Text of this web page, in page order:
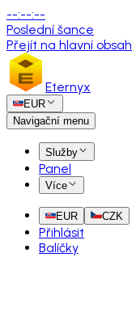
--:--:--
Poslední šance
Přejít na hlavní obsah
Eternyx
EUR
Navigační menu
Služby
Panel
Více
EUR CZK
Přihlásit
Balíčky